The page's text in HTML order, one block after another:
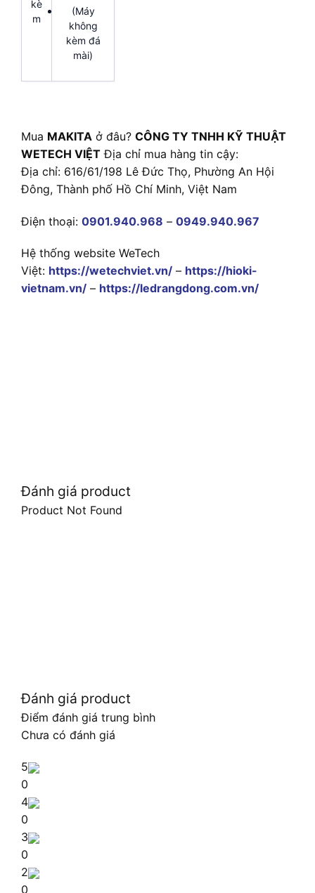
kè
m
(Máy
không
kèm đá
mài)
Mua MAKITA ở đâu? CÔNG TY TNHH KỸ THUẬT
WETECH VIỆT Địa chỉ mua hàng tin cậy:
Địa chỉ: 616/61/198 Lê Đức Thọ, Phường An Hội
Đông, Thành phố Hồ Chí Minh, Việt Nam
Điện thoại: 0901.940.968 – 0949.940.967
Hệ thống website WeTech
Việt: https://wetechviet.vn/ – https://hioki-
vietnam.vn/ – https://ledrangdong.com.vn/
Đánh giá product
Product Not Found
Đánh giá product
Điểm đánh giá trung bình
Chưa có đánh giá
5
0
4
0
3
0
2
0